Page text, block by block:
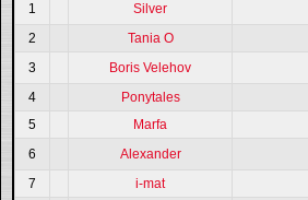
1
Silver
2
Tania O
3
Boris Velehov
4
Ponytales
5
Marfa
6
Alexander
7
i-mat